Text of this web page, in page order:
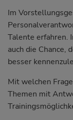
Im
Talente erfahren.
auch die Chance,
besser
Mit welchen
Themen mit